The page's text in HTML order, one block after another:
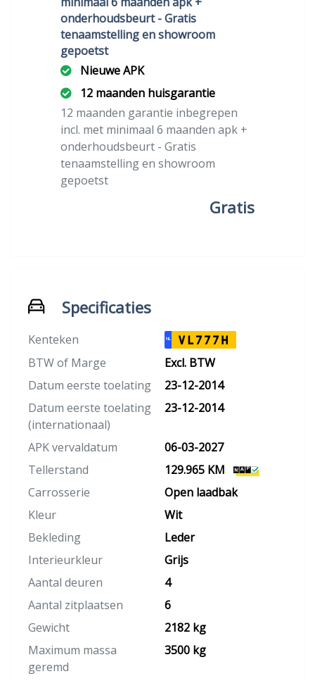
onderhoudsbeurt - Gratis
tenaamstelling en showroom
gepoetst
Nieuwe APK
12 maanden huisgarantie
12 maanden garantie inbegrepen
incl. met minimaal 6 maanden apk +
onderhoudsbeurt - Gratis
tenaamstelling en showroom
gepoetst
Gratis
Specificaties
Kenteken NL VL777H
BTW of Marge
Excl. BTW
Datum eerste toelating
23-12-2014
Datum eerste toelating
(internationaal)
23-12-2014
APK vervaldatum
06-03-2027
Tellerstand
129.965 KM
Carrosserie
Open laadbak
Kleur
Wit
Bekleding
Leder
Interieurkleur
Grijs
Aantal deuren
4
Aantal zitplaatsen
6
Gewicht
2182 kg
Maximum massa
geremd
3500 kg